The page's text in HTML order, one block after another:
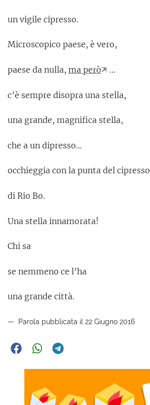
un vigile cipresso.
Microscopico paese, è vero,
paese da nulla, ma però …
c’è sempre disopra una stella,
una grande, magnifica stella,
che a un dipresso…
occhieggia con la punta del cipresso
di Rio Bo.
Una stella innamorata!
Chi sa
se nemmeno ce l’ha
una grande città.
Parola pubblicata il 22 Giugno 2016